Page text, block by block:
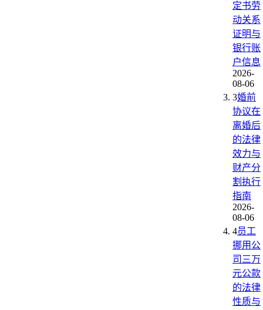
定书劳
动关系
证明与
银行账
户信息
2026-
08-06
3婚前
协议在
离婚后
的法律
效力与
财产分
割执行
指南
2026-
08-06
4员工
挪用公
司三万
元公款
的法律
性质与